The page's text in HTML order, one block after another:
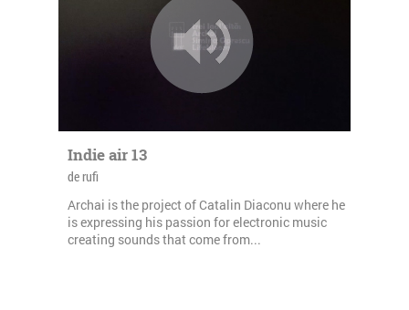
Indie air 13
de rufi
Archai is the project of Catalin Diaconu where he
is expressing his passion for electronic music
creating sounds that come from...